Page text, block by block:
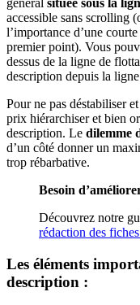
général située sous la
accessible sans scrolling
l’importance d’une
premier point). Vous
dessus de la ligne de
description depuis la
Pour ne pas déstabiliser
prix hiérarchiser et bien
description. Le dilemme
d’un côté donner un
trop rébarbative.
Besoin
Découvrez notre
rédaction des
Les éléments
description :